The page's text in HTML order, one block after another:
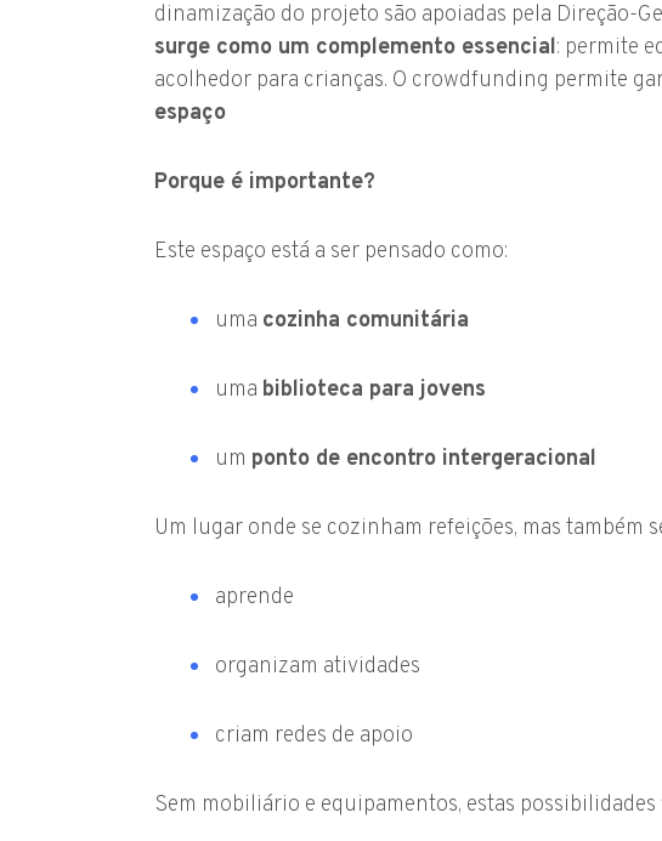
dinamização do projeto são apoiadas pela Direção-
surge como um complemento essencial: permite
acolhedor para crianças. O crowdfunding permite
espaço
Porque é importante?
Este espaço está a ser pensado como:
uma cozinha comunitária
uma biblioteca para jovens
um ponto de encontro intergeracional
Um lugar onde se cozinham refeições, mas também
aprende
organizam atividades
criam redes de apoio
Sem mobiliário e equipamentos, estas